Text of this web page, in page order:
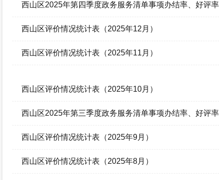
西山区2025年第四季度政务服务清单事项办结率、好评率
西山区评价情况统计表（2025年12月）
西山区评价情况统计表（2025年11月）
西山区评价情况统计表（2025年10月）
西山区2025年第三季度政务服务清单事项办结率、好评率
西山区评价情况统计表（2025年9月）
西山区评价情况统计表（2025年8月）